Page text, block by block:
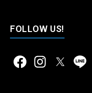
FOLLOW US!